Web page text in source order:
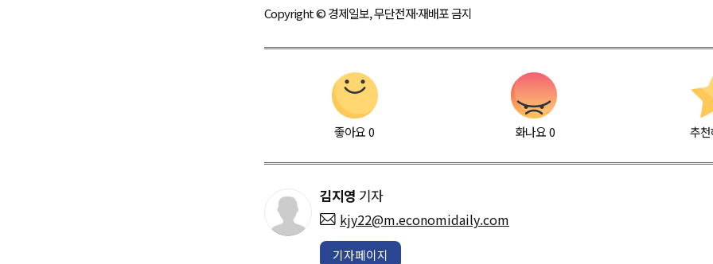
Copyright © 경제일보, 무단전재·재배포 금지
좋아요 0 화나요0 추
김지영 기자
kjy22@m.economidaily.com
기자페이지